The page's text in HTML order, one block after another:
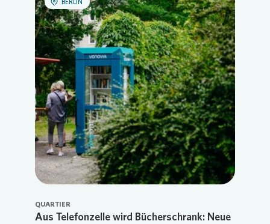
QUARTIER
Aus Telefonzelle wird Bücherschrank: Neue